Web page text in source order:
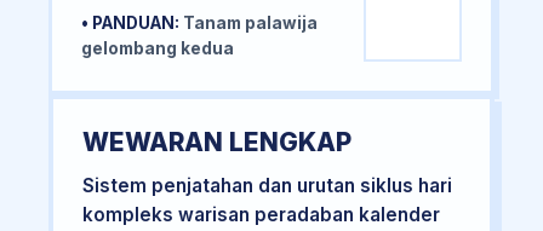
• PANDUAN: Tanam palawija
gelombang kedua
WEWARAN LENGKAP
Sistem penjatahan dan urutan siklus hari
kompleks warisan peradaban kalender